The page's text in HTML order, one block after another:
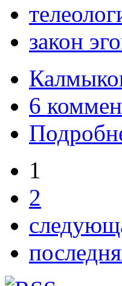
закон
6
1
2